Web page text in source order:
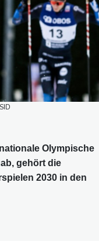
Olympische
gehört die
2030 in den